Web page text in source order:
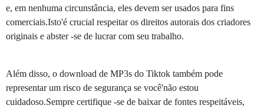
e, em nenhuma circunstância, eles devem ser usados para fins
comerciais.Isto'é crucial respeitar os direitos autorais dos criadores
originais e abster -se de lucrar com seu trabalho.
Além disso, o download de MP3s do Tiktok também pode
representar um risco de segurança se você'não estou
cuidadoso.Sempre certifique -se de baixar de fontes respeitáveis,